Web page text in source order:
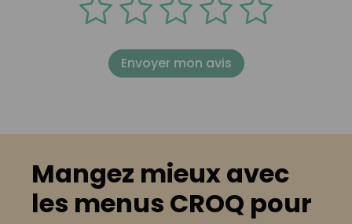
Envoyer mon avis
Mangez mieux avec
les menus CROQ pour